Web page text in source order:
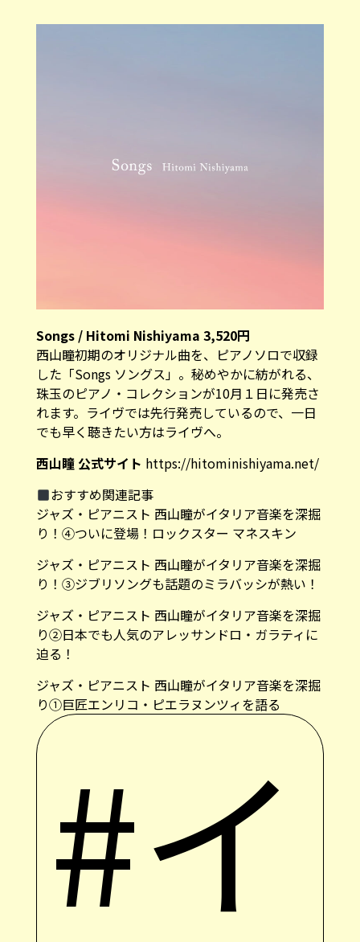
Songs / Hitomi Nishiyama 3,520円
西山瞳初期のオリジナル曲を、ピアノソロで収録
した「Songs ソングス」。秘めやかに紡がれる、
珠玉のピアノ・コレクションが10月１日に発売さ
れます。ライヴでは先行発売しているので、一日
でも早く聴きたい方はライヴへ。
西山瞳 公式サイト https://hitominishiyama.net/
おすすめ関連記事
ジャズ・ピアニスト 西山瞳がイタリア音楽を深掘
り！④ついに登場！ロックスター マネスキン
ジャズ・ピアニスト 西山瞳がイタリア音楽を深掘
り！③ジブリソングも話題のミラバッシが熱い！
ジャズ・ピアニスト 西山瞳がイタリア音楽を深掘
り②日本でも人気のアレッサンドロ・ガラティに
迫る！
ジャズ・ピアニスト 西山瞳がイタリア音楽を深掘
り①巨匠エンリコ・ピエラヌンツィを語る
#イ